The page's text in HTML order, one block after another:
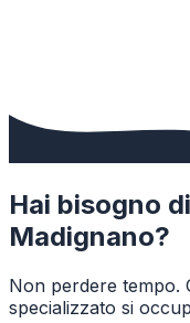
Hai bisogno
Madignano?
Non perdere tempo.
specializzato si